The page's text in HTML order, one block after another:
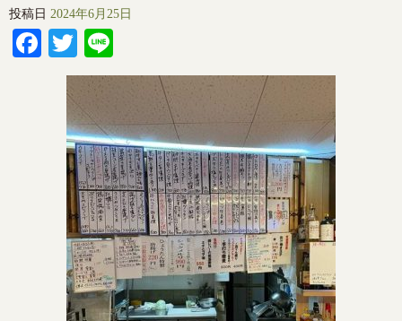
投稿日 2024年6月25日
Facebook
Twitter